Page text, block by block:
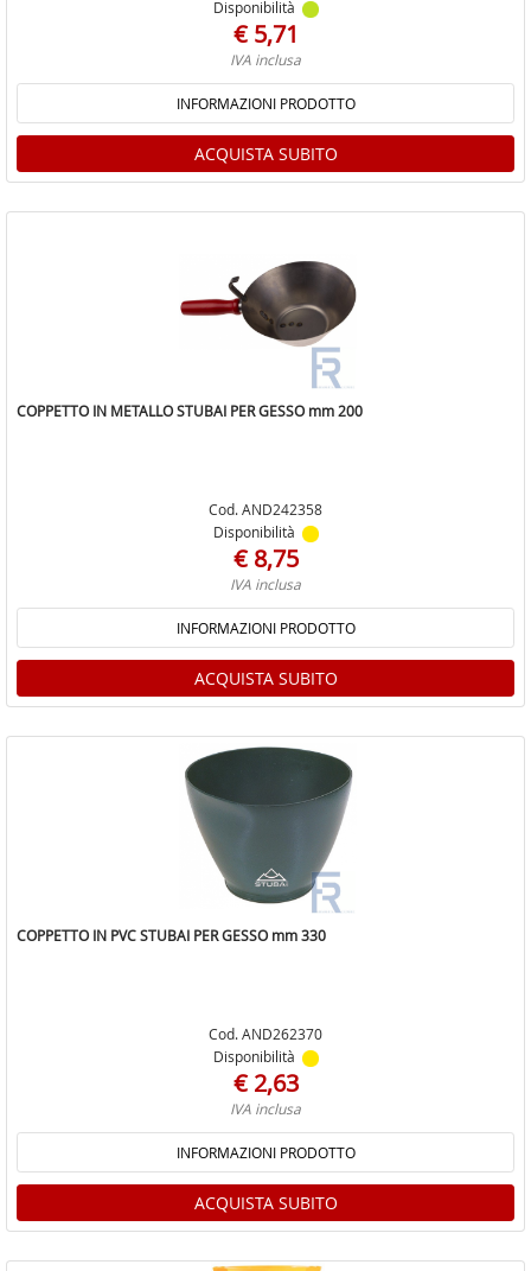
Disponibilità
€ 5,71
IVA inclusa
INFORMAZIONI PRODOTTO
ACQUISTA SUBITO
COPPETTO IN METALLO STUBAI PER GESSO mm 200
Cod. AND242358
Disponibilità
€ 8,75
IVA inclusa
INFORMAZIONI PRODOTTO
ACQUISTA SUBITO
COPPETTO IN PVC STUBAI PER GESSO mm 330
Cod. AND262370
Disponibilità
€ 2,63
IVA inclusa
INFORMAZIONI PRODOTTO
ACQUISTA SUBITO